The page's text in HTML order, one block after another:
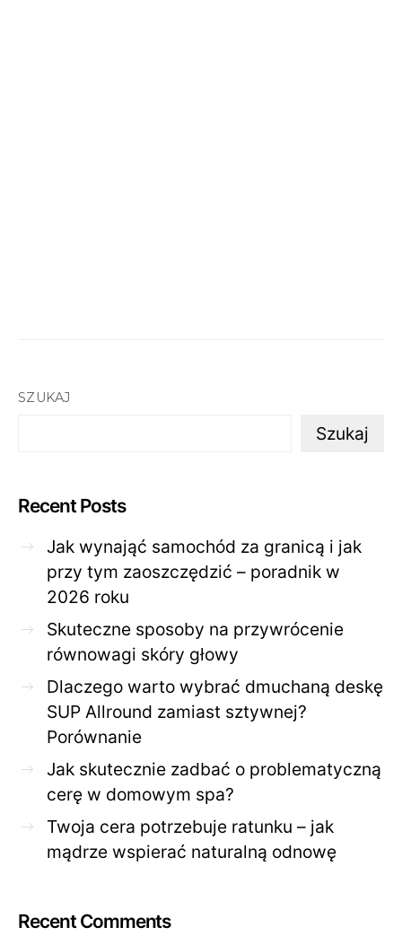
SZUKAJ
Szukaj
Recent Posts
Jak wynająć samochód za granicą i jak
przy tym zaoszczędzić – poradnik w
2026 roku
Skuteczne sposoby na przywrócenie
równowagi skóry głowy
Dlaczego warto wybrać dmuchaną deskę
SUP Allround zamiast sztywnej?
Porównanie
Jak skutecznie zadbać o problematyczną
cerę w domowym spa?
Twoja cera potrzebuje ratunku – jak
mądrze wspierać naturalną odnowę
Recent Comments